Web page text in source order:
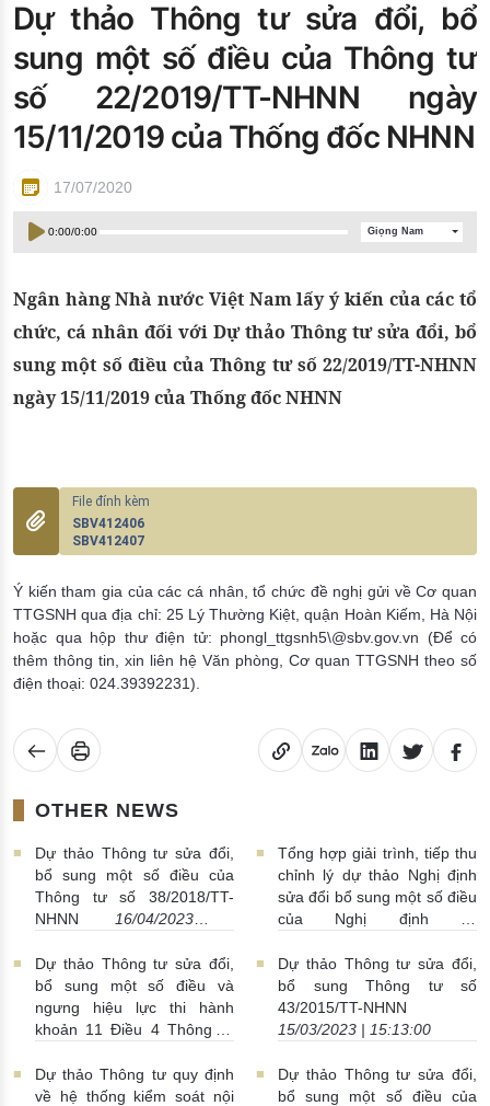
Đào tạo ISO
Dự thảo Thông tư sửa đổi, bổ
sung một số điều của Thông tư
số 22/2019/TT-NHNN ngày
15/11/2019 của Thống đốc NHNN
17/07/2020
0:00/0:00 Giọng Nam
Ngân hàng Nhà nước Việt Nam lấy ý kiến của các tổ
chức, cá nhân đối với Dự thảo Thông tư sửa đổi, bổ
sung một số điều của Thông tư số 22/2019/TT-NHNN
ngày 15/11/2019 của Thống đốc NHNN
SBV412406
SBV412407
Ý kiến tham gia của các cá nhân, tổ chức đề nghị gửi về Cơ quan
TTGSNH qua địa chỉ: 25 Lý Thường Kiệt, quận Hoàn Kiếm, Hà Nội
hoặc qua hộp thư điện tử: phongl_ttgsnh5\@sbv.gov.vn (Để có
thêm thông tin, xin liên hệ Văn phòng, Cơ quan TTGSNH theo số
điện thoại: 024.39392231).
OTHER NEWS
Dự thảo Thông tư sửa đổi,
bổ sung một số điều của
Thông tư số 38/2018/TT-
NHNN
16/04/2023 |
Tổng hợp giải trình, tiếp thu
chỉnh lý dự thảo Nghị định
sửa đổi bổ sung một số điều
của Nghị định số
| 15:31:00
Dự thảo Thông tư sửa đổi,
bổ sung một số điều và
ngưng hiệu lực thi hành
khoản 11 Điều 4 Thông tư
10/11/2021 quy định về việc
TCTD mua, bán trái phiếu
Dự thảo Thông tư sửa đổi,
bổ sung Thông tư số
43/2015/TT-NHNN
15/03/2023 | 15:13:00
Dự thảo Thông tư quy định
về hệ thống kiểm soát nội
Dự thảo Thông tư sửa đổi,
bổ sung một số điều của